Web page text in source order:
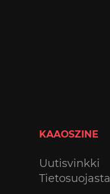
KAAOSZINE
Uutisvinkki
Tietosuojasta